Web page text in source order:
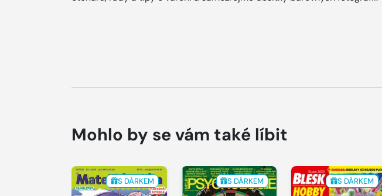
Mohlo by se vám také líbit
S DÁRKEM S DÁRKEM S DÁRKEM